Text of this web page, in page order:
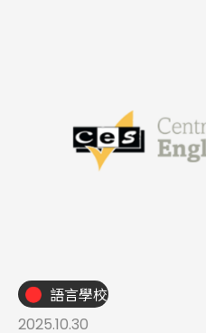
語言學校
2025.10.30